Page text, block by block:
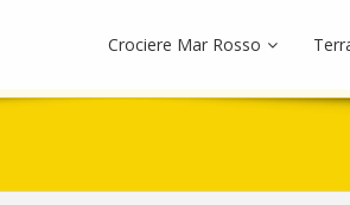
Crociere Mar Rosso